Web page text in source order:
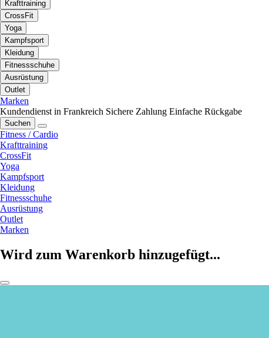
Krafttraining
CrossFit
Yoga
Kampfsport
Kleidung
Fitnessschuhe
Ausrüstung
Outlet
Marken
Kundendienst in Frankreich Sichere Zahlung Einfache Rückgabe
Suchen
Fitness / Cardio
Krafttraining
CrossFit
Yoga
Kampfsport
Kleidung
Fitnessschuhe
Ausrüstung
Outlet
Marken
Wird zum Warenkorb hinzugefügt...